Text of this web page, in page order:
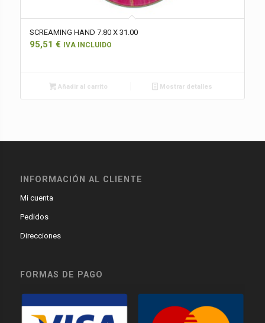
SCREAMING HAND 7.80 X 31.00
95,51 € IVA INCLUIDO
Añadir al carrito Mostrar detalles
INFORMACIÓN AL CLIENTE
Mi cuenta
Pedidos
Direcciones
FORMAS DE PAGO